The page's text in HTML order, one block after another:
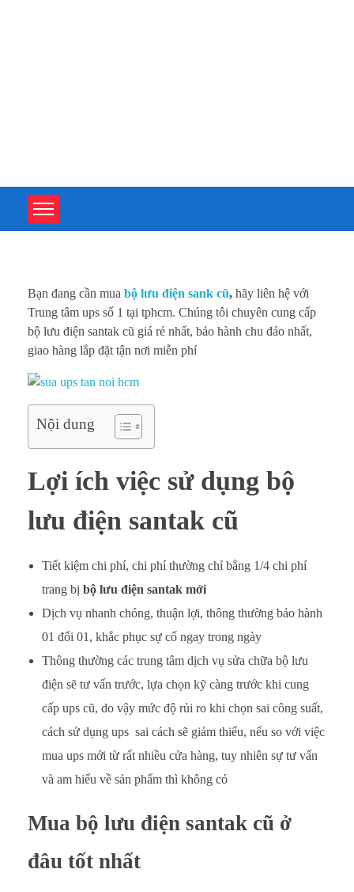
M
u
a
b
ộ
l
ư
u
ệ
a
k
Bạn đang cần mua bộ lưu điện sank cũ, hãy liên hệ với
Trung tâm ups số 1 tại tphcm. Chúng tôi chuyên cung cấp
bộ lưu điện santak cũ giá rẻ nhất, bảo hành chu đáo nhất,
giao hàng lắp đặt tận nơi miễn phí
Nội dung
Lợi ích việc sử dụng bộ
lưu điện santak cũ
Tiết kiệm chi phí, chi phí thường chỉ bằng 1/4 chi phí
trang bị bộ lưu điện santak mới
Dịch vụ nhanh chóng, thuận lợi, thông thường bảo hành
01 đổi 01, khắc phục sự cố ngay trong ngày
Thông thường các trung tâm dịch vụ sửa chữa bộ lưu
điện sẽ tư vấn trước, lựa chọn kỹ càng trước khi cung
cấp ups cũ, do vậy mức độ rủi ro khi chọn sai công suất,
cách sử dụng ups sai cách sẽ giảm thiểu, nếu so với việc
mua ups mới từ rất nhiều cửa hàng, tuy nhiên sự tư vấn
và am hiểu về sản phẩm thì không có
Mua bộ lưu điện santak cũ ở
đâu tốt nhất